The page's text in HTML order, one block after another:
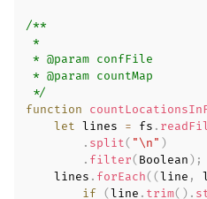
/**
*
* @param confFile
* @param countMap
*/
function
let lines = fs .
. split( "\n" )
. filter( Boolean ) ;
    lines
. forEach( (line ,
if
(line . trim( ) .